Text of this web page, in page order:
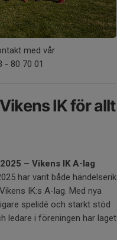
med vår
- 80 70 01
IK för allt
– Vikens IK A-lag
har varit både händelserik
IK:s A-lag. Med nya
spelidé och starkt stöd
ledare i föreningen har laget